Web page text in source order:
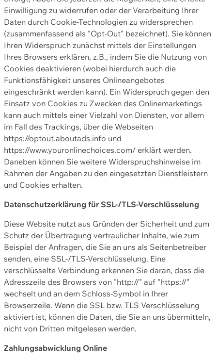
Einwilligung zu widerrufen oder der Verarbeitung Ihrer
Daten durch Cookie-Technologien zu widersprechen
(zusammenfassend als "Opt-Out" bezeichnet). Sie können
Ihren Widerspruch zunächst mittels der Einstellungen
Ihres Browsers erklären, z.B., indem Sie die Nutzung von
Cookies deaktivieren (wobei hierdurch auch die
Funktionsfähigkeit unseres Onlineangebotes
eingeschränkt werden kann). Ein Widerspruch gegen den
Einsatz von Cookies zu Zwecken des Onlinemarketings
kann auch mittels einer Vielzahl von Diensten, vor allem
im Fall des Trackings, über die Webseiten
https://optout.aboutads.info und
https://www.youronlinechoices.com/ erklärt werden.
Daneben können Sie weitere Widerspruchshinweise im
Rahmen der Angaben zu den eingesetzten Dienstleistern
und Cookies erhalten.
Datenschutzerklärung für SSL-/TLS-Verschlüsselung
Diese Website nutzt aus Gründen der Sicherheit und zum
Schutz der Übertragung vertraulicher Inhalte, wie zum
Beispiel der Anfragen, die Sie an uns als Seitenbetreiber
senden, eine SSL-/TLS-Verschlüsselung. Eine
verschlüsselte Verbindung erkennen Sie daran, dass die
Adresszeile des Browsers von "http://" auf "https://"
wechselt und an dem Schloss-Symbol in Ihrer
Browserzeile. Wenn die SSL bzw. TLS Verschlüsselung
aktiviert ist, können die Daten, die Sie an uns übermitteln,
nicht von Dritten mitgelesen werden.
Zahlungsabwicklung Online